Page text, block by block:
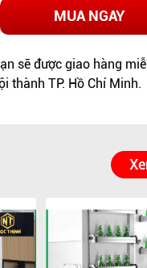
MUA NGAY
sẽ được giao hàng
thành TP. Hồ Chí Minh.